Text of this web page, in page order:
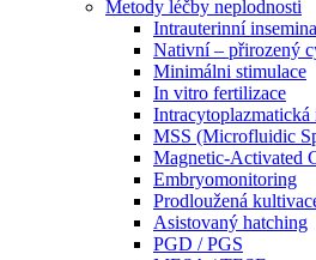
Metody léčby neplodnosti
Intrauterinní
Nativní – přirozený
Minimálni stimulace
In vitro fertilizace
Intracytoplazmatická
MSS (Microfluidic
Magnetic-Activated
Embryomonitoring
Prodloužená
Asistovaný hatching
PGD / PGS